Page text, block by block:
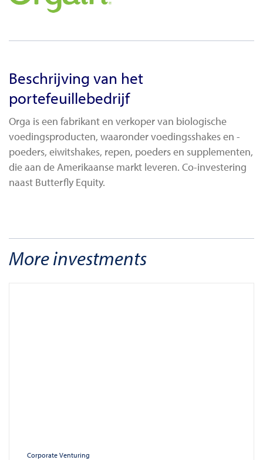
Beschrijving van het
portefeuillebedrijf
Orga is een fabrikant en verkoper van biologische
voedingsproducten, waaronder voedingsshakes en -
poeders, eiwitshakes, repen, poeders en supplementen,
die aan de Amerikaanse markt leveren. Co-investering
naast Butterfly Equity.
More investments
Corporate Venturing